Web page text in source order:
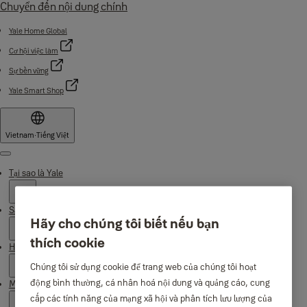
Chuyển đến nội dung chính
Yale Home Global
Cơ hội việc làm
Sự bền vững
Yale Smart Shop
Vietnam·Tiếng Việt
Menu
Tại sao là Yale
Sản phẩm
Hỗ trợ
Mua ở đâu
Hãy cho chúng tôi biết nếu bạn
thích cookie
Chúng tôi sử dụng cookie để trang web của chúng tôi hoạt
động bình thường, cá nhân hoá nội dung và quảng cáo, cung
cấp các tính năng của mạng xã hội và phân tích lưu lượng của